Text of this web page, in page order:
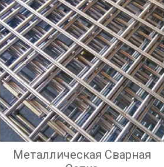
Металлическая Сварная